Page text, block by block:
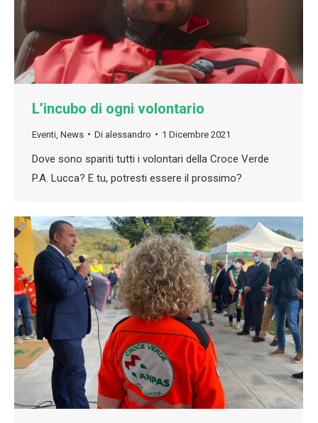
L’incubo di ogni volontario
Eventi News Di alessandro 1 Dicembre 2021
Dove sono spariti tutti i volontari della Croce Verde
P.A. Lucca? E tu, potresti essere il prossimo?